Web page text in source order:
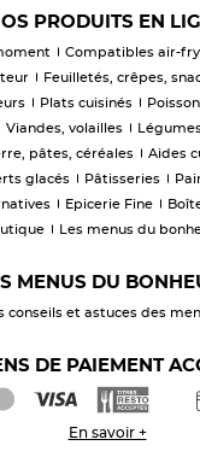
PRODUITS EN
Compatibles air-
Feuilletés, crêpes,
Plats cuisinés
Viandes, volailles
pâtes, céréales
Aides
glacés Pâtisseries
Epicerie Fine
Les menus du
MENUS DU
conseils et astuces des
DE PAIEMENT
En savoir +